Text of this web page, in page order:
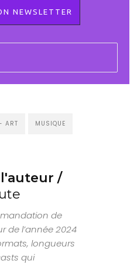
ART MUSIQUE
/
de
de l’année 2024
longueurs
qui